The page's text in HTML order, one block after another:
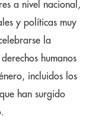
a nivel nacional,
y políticas muy
la
humanos
incluidos los
han surgido